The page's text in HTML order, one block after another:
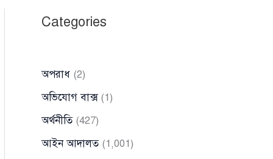
Categories
অপরাধ (2)
অভিযোগ বাক্স(1)
অর্থনীতি(427)
আইন আদালত(1,001)